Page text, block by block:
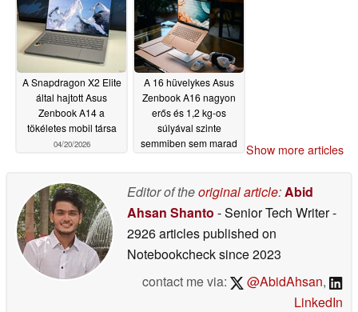
A Snapdragon X2 Elite
által hajtott Asus
Zenbook A14 a
tökéletes mobil társa
04/20/2026
A 16 hüvelykes Asus
Zenbook A16 nagyon
erős és 1,2 kg-os
súlyával szinte
semmiben sem marad
Show more articles
Editor of theoriginal article:Abid
Ahsan Shanto - Senior Tech Writer-
2926 articles published on
Notebookchecksince 2023
contact me via:
@AbidAhsan,
LinkedIn